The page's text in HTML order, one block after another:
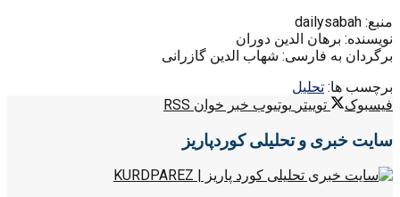
منبع: dailysabah
نویسنده: برهان الدین دوران
برگردان به فارسی: شهاب الدین گازرانی
برچسب ها: تحليل
فیسبوک
توییتر یوتیوب خبر خوان RSS
سایت خبری و تحلیلی کوردپاریز